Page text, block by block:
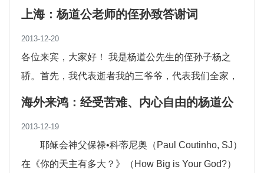
姐姐寄来的杨老师写给一直关
王
上海：杨道公老师的侄孙致答谢词
2013-12-20
各位来宾，大家好！ 我是杨道公先生的侄孙子杨之
骄。首先，我代表逝者我的三爷爷，代表我们全家，
感谢大家前来参加我三爷爷的追思会，在...
海外来鸿：经受苦难、内心自由的杨道公
2013-12-19
耶稣会神父保禄•科蒂尼奥（Paul Coutinho, SJ）
在《你的天主有多大？》（How Big is Your God?）